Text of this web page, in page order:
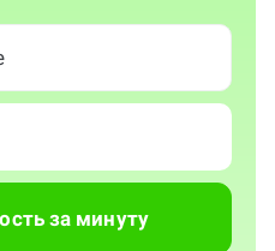
за минуту